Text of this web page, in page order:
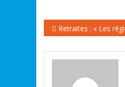
Navigation
de
l’article
Retraites : « Les régimes sont pérennisés jusqu’en